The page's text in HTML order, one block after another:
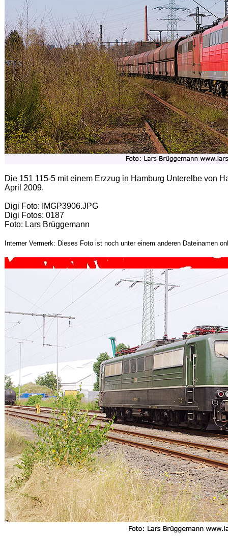
Die 151 115-5 mit einem Erzzug in Hamburg Unterelbe von
April 2009.
Digi Foto: IMGP3906.JPG
Digi Fotos: 0187
Foto: Lars Brüggemann
Interner Vermerk: Dieses Foto ist noch unter einem anderen Dateinamen